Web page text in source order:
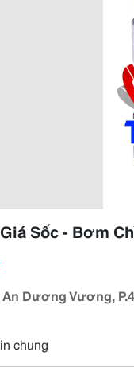
Sốc - Bơm
Dương Vương,
chung